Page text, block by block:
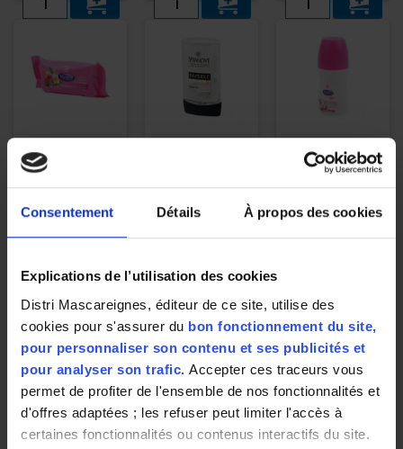
Consentement Détails À propos des cookies
Explications de l’utilisation des cookies
Distri Mascareignes, éditeur de ce site, utilise des
cookies pour s'assurer du bon fonctionnement du site,
pour personnaliser son contenu et ses publicités et
pour analyser son trafic. Accepter ces traceurs vous
permet de profiter de l'ensemble de nos fonctionnalités et
d'offres adaptées ; les refuser peut limiter l'accès à
certaines fonctionnalités ou contenus interactifs du site.
Savon Manava
Fleur de Tiaré
10.30 € / Kg 5.97 € / Litre
Déodorant bille
Manava Peaux